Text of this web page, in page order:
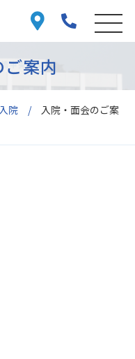
入院
入院・面会のご案
案内